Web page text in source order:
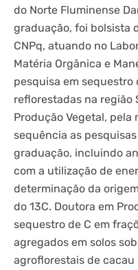
do Norte Fluminense
graduação, foi bolsista
CNPq, atuando no
Matéria Orgânica e
pesquisa em sequestro
reflorestadas na região
Produção Vegetal, pela
sequência as
graduação, incluindo
com a utilização de
determinação da
do 13C. Doutora em
sequestro de C em
agregados em solos
agroflorestais de